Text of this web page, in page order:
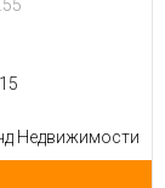
Недвижимости